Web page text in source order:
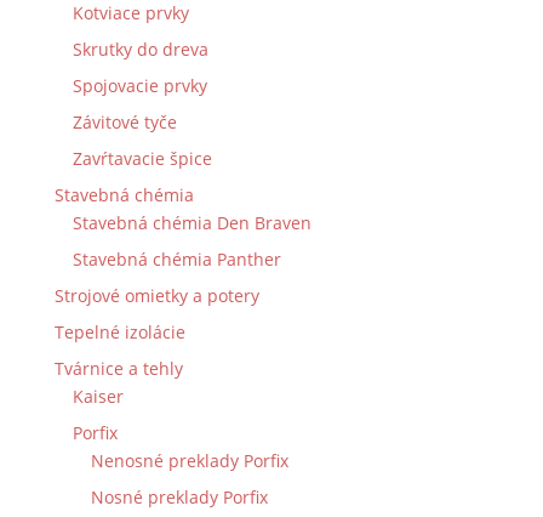
Kotviace prvky
Skrutky do dreva
Spojovacie prvky
Závitové tyče
Zavŕtavacie špice
Stavebná chémia
Stavebná chémia Den Braven
Stavebná chémia Panther
Strojové omietky a potery
Tepelné izolácie
Tvárnice a tehly
Kaiser
Porfix
Nenosné preklady Porfix
Nosné preklady Porfix